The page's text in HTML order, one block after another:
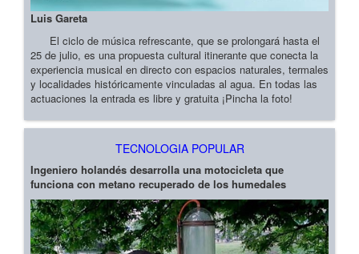
Luis Gareta
El ciclo de música refrescante, que se prolongará hasta el
25 de julio, es una propuesta cultural itinerante que conecta la
experiencia musical en directo con espacios naturales, termales
y localidades históricamente vinculadas al agua. En todas las
actuaciones la entrada es libre y gratuita ¡Pincha la foto!
TECNOLOGIA POPULAR
Ingeniero holandés desarrolla una motocicleta que
funciona con metano recuperado de los humedales